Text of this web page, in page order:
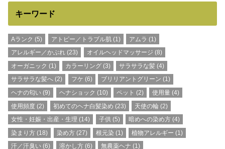
キーワード
Aランク (5) アトピー／トラブル肌(1) アムラ (1)
アレルギー／かぶれ (23) オイルヘッドマッサージ (8)
オーガニック (1) カラーリング(3) サラサラな髪(4)
サラサラな髪へ (2) フケ (6) ブリリアントグリーン (1)
ヘナの匂い (9) ヘナショック (10) ペット (2) 使用量 (4)
使用頻度 (2) 初めてのヘナ白髪染め (23) 天使の輪 (2)
女性・妊娠・出産・生理 (14) 子供(5) 暗めへの染め方(4)
染まり方 (18) 染め方(27) 根元染 (1) 植物アレルギー (1)
汗／汗臭い (6) 溶かし方(6) 無農薬ヘナ (1)